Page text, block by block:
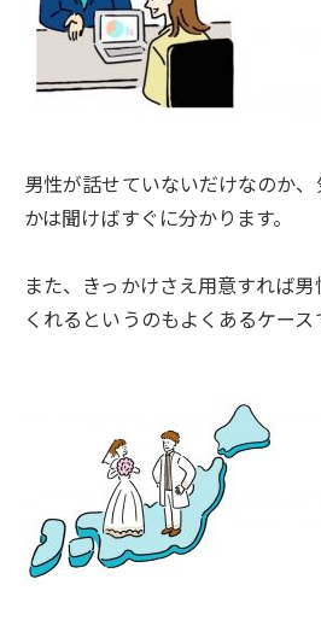
男性が話せていないだけなのか
かは聞けばすぐに分かります。
また、きっかけさえ用意すれば
くれるというのもよくあるケース